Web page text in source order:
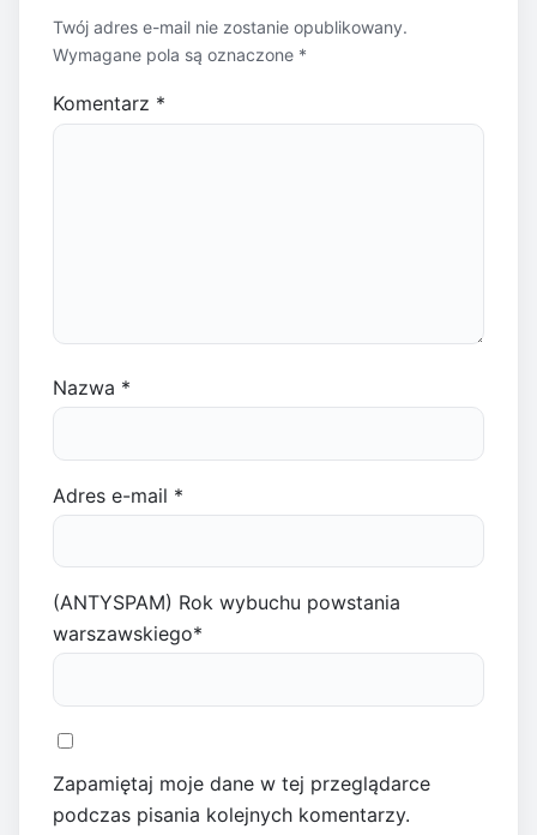
Twój adres e-mail nie zostanie opublikowany.
Wymagane pola są oznaczone *
Komentarz *
Nazwa *
Adres e-mail *
(ANTYSPAM) Rok wybuchu powstania
warszawskiego*
Zapamiętaj moje dane w tej przeglądarce
podczas pisania kolejnych komentarzy.